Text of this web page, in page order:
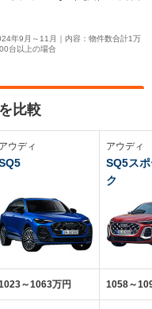
年9月～11月｜内容：物件数合計1万
台以上の場合
比較
アウディ
～1063万円
アウディ
SQ5ス
ク
1058～